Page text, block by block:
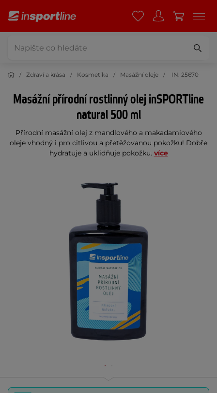
Zdraví a krása Kosmetika Masážní oleje IN: 25670
Masážní přírodní rostlinný olej inSPORTline
natural 500 ml
Přírodní masážní olej z mandlového a makadamiového
oleje vhodný i pro citlivou a přetěžovanou pokožku! Dobře
hydratuje a uklidňuje pokožku. více